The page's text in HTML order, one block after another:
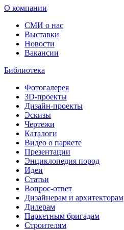
О компании
СМИ о нас
Выставки
Новости
Вакансии
Библиотека
Фотогалерея
3D-проекты
Дизайн-проекты
Эскизы
Чертежи
Каталоги
Видео о паркете
Презентации
Энциклопедия пород
Идеи
Статьи
Вопрос-ответ
Дизайнерам и архитекторам
Дилерам
Паркетным бригадам
Строителям